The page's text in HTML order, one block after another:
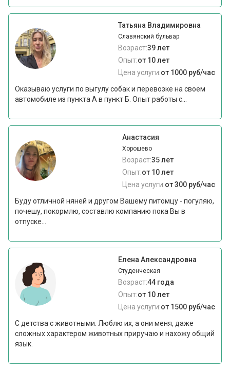
Татьяна Владимировна
Славянский бульвар
Возраст:39 лет
Опыт:от 10 лет
Цена услуги:от 1000 руб/час
Оказываю услуги по выгулу собак и перевозке на своем
автомобиле из пункта А в пункт Б. Опыт работы с...
Анастасия
Хорошево
Возраст:35 лет
Опыт:от 10 лет
Цена услуги:от 300 руб/час
Буду отличной няней и другом Вашему питомцу - погуляю,
почешу, покормлю, составлю компанию пока Вы в
отпуске...
Елена Александровна
Студенческая
Возраст:44 года
Опыт:от 10 лет
Цена услуги:от 1500 руб/час
С детства с животными. Люблю их, а они меня, даже
сложных характером животных приручаю и нахожу общий
язык.